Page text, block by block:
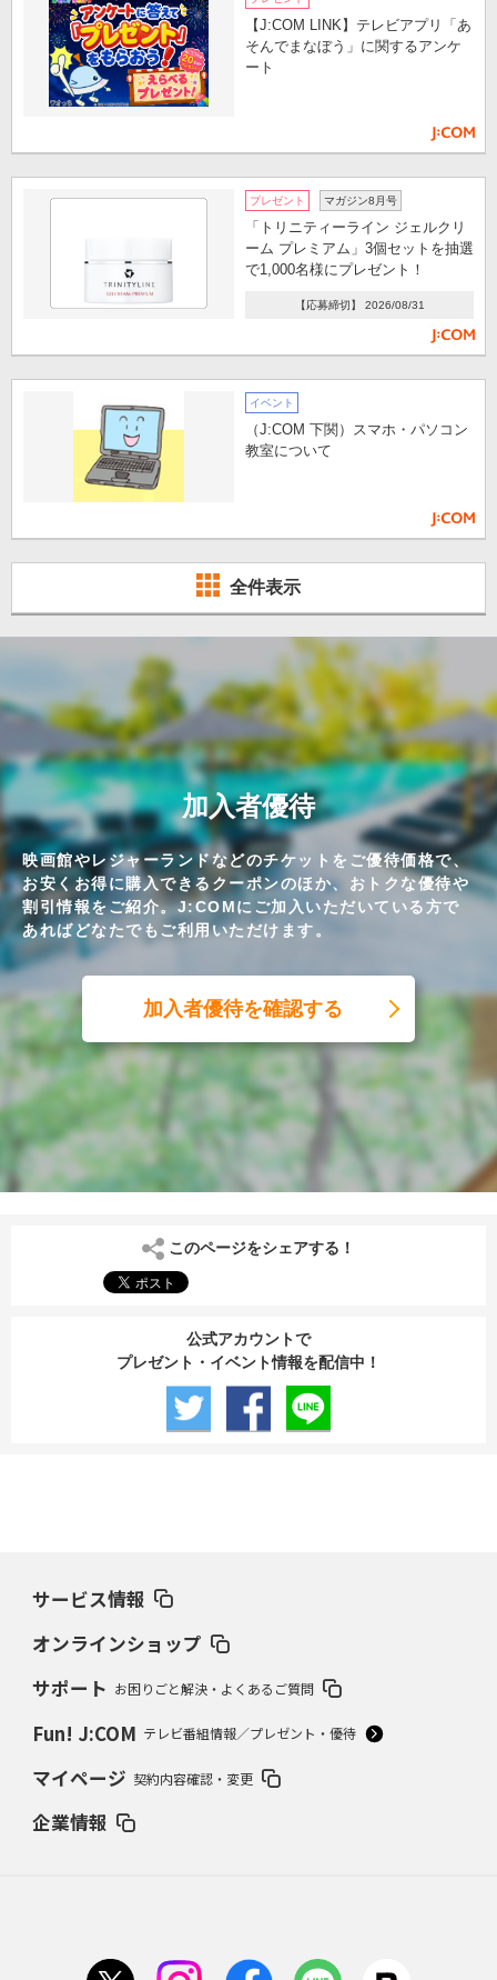
【J:COM LINK】テレビアプリ「あ
そんでまなぼう」に関するアンケ
ート
プレゼント マガジン8月号
「トリニティーライン ジェルクリ
ーム プレミアム」3個セットを抽選
で1,000名様にプレゼント！
【応募締切】 2026/08/31
イベント
（J:COM 下関）スマホ・パソコン
教室について
全件表示
加入者優待
映画館やレジャーランドなどのチケットをご優待価格で、
お安くお得に購入できるクーポンのほか、おトクな優待や
割引情報をご紹介。J:COMにご加入いただいている方で
あればどなたでもご利用いただけます。
加入者優待を確認する
このページをシェアする！
公式アカウントで
プレゼント・イベント情報を配信中！
サービス情報
オンラインショップ
サポート お困りごと解決・よくあるご質問
Fun! J:COM テレビ番組情報／プレゼント・優待
マイページ 契約内容確認・変更
企業情報